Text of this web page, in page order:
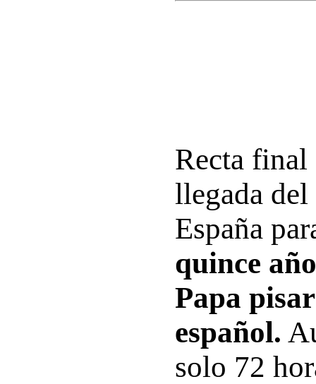
Recta final
llegada del
España
quince
Papa
español.
solo 72